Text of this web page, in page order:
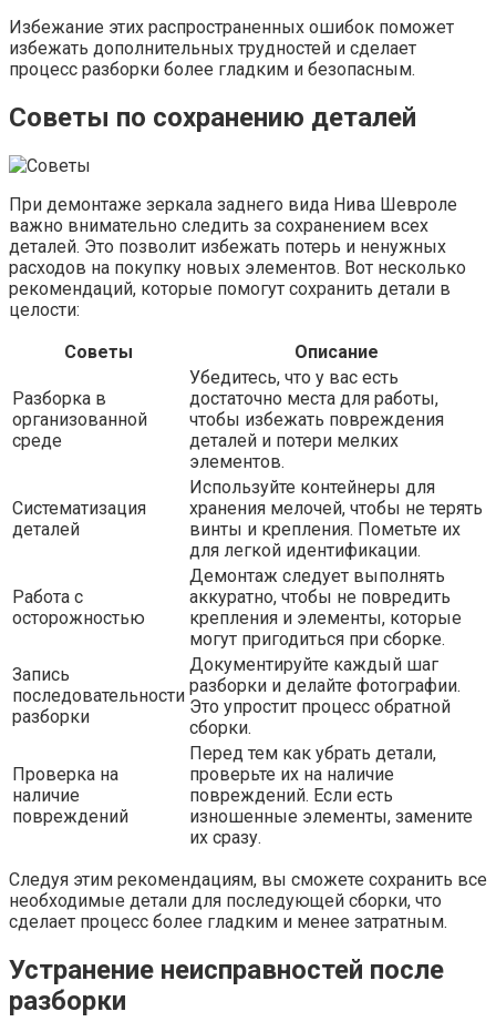
Избежание этих распространенных ошибок поможет
избежать дополнительных трудностей и сделает
процесс разборки более гладким и безопасным.
Советы по сохранению деталей
При демонтаже зеркала заднего вида Нива Шевроле
важно внимательно следить за сохранением всех
деталей. Это позволит избежать потерь и ненужных
расходов на покупку новых элементов. Вот несколько
рекомендаций, которые помогут сохранить детали в
целости:
Советы
Описание
Разборка в
организованной
среде
Убедитесь, что у вас есть
достаточно места для работы,
чтобы избежать повреждения
деталей и потери мелких
элементов.
Систематизация
деталей
Используйте контейнеры для
хранения мелочей, чтобы не терять
винты и крепления. Пометьте их
для легкой идентификации.
Работа с
осторожностью
Демонтаж следует выполнять
аккуратно, чтобы не повредить
крепления и элементы, которые
могут пригодиться при сборке.
Запись
последовательности
разборки
Документируйте каждый шаг
разборки и делайте фотографии.
Это упростит процесс обратной
сборки.
Проверка на
наличие
повреждений
Перед тем как убрать детали,
проверьте их на наличие
повреждений. Если есть
изношенные элементы, замените
их сразу.
Следуя этим рекомендациям, вы сможете сохранить все
необходимые детали для последующей сборки, что
сделает процесс более гладким и менее затратным.
Устранение неисправностей после
разборки